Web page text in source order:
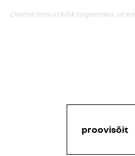
Oleme teinud kõik tagamaks, et
proovisõit